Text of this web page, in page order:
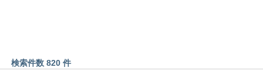
検索件数 820 件